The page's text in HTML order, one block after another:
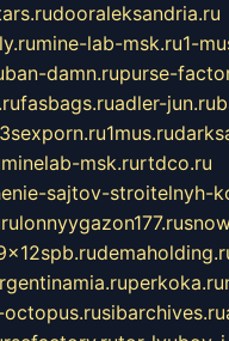
dooraleksandria.ru
mine-lab-msk.ru1-
ban-damn.rupurse-
fasbags.ruadler-jun.ru
3sexporn.ru1mus.ru
minelab-msk.rurtdco.ru
sajtov-stroitelnyh-
rulonnyygazon177.ru
perkoka.ru
sibarchives.ru